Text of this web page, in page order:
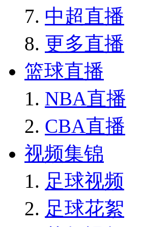
中超直播
更多直播
篮球直播
NBA直播
CBA直播
视频集锦
足球视频
足球花絮